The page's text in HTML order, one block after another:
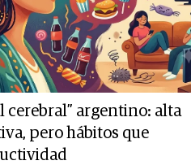
cerebral” argentino: alta
pero hábitos que